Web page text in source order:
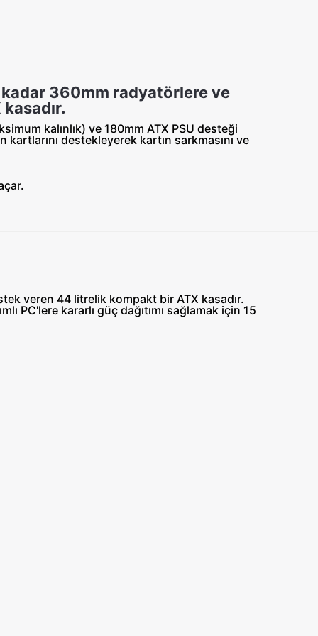
kadar 360mm radyatörlere ve
kalınlık) ve 180mm ATX PSU desteği
destekleyerek kartın sarkmasını ve
veren 44 litrelik kompakt bir ATX kasadır.
PC'lere kararlı güç dağıtımı sağlamak için 15